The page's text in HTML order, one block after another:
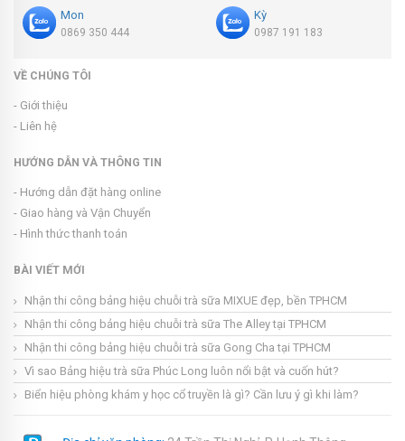
Mon
0869 350 444
Kỳ
0987 191 183
VỀ CHÚNG TÔI
- Giới thiệu
- Liên hệ
HƯỚNG DẪN VÀ THÔNG TIN
- Hướng dẫn đặt hàng online
- Giao hàng và Vận Chuyển
- Hình thức thanh toán
BÀI VIẾT MỚI
Nhận thi công bảng hiệu chuỗi trà sữa MIXUE đẹp, bền TPHCM
Nhận thi công bảng hiệu chuỗi trà sữa The Alley tại TPHCM
Nhận thi công bảng hiệu chuỗi trà sữa Gong Cha tại TPHCM
Vì sao Bảng hiệu trà sữa Phúc Long luôn nổi bật và cuốn hút?
Biển hiệu phòng khám y học cổ truyền là gì? Cần lưu ý gì khi làm?